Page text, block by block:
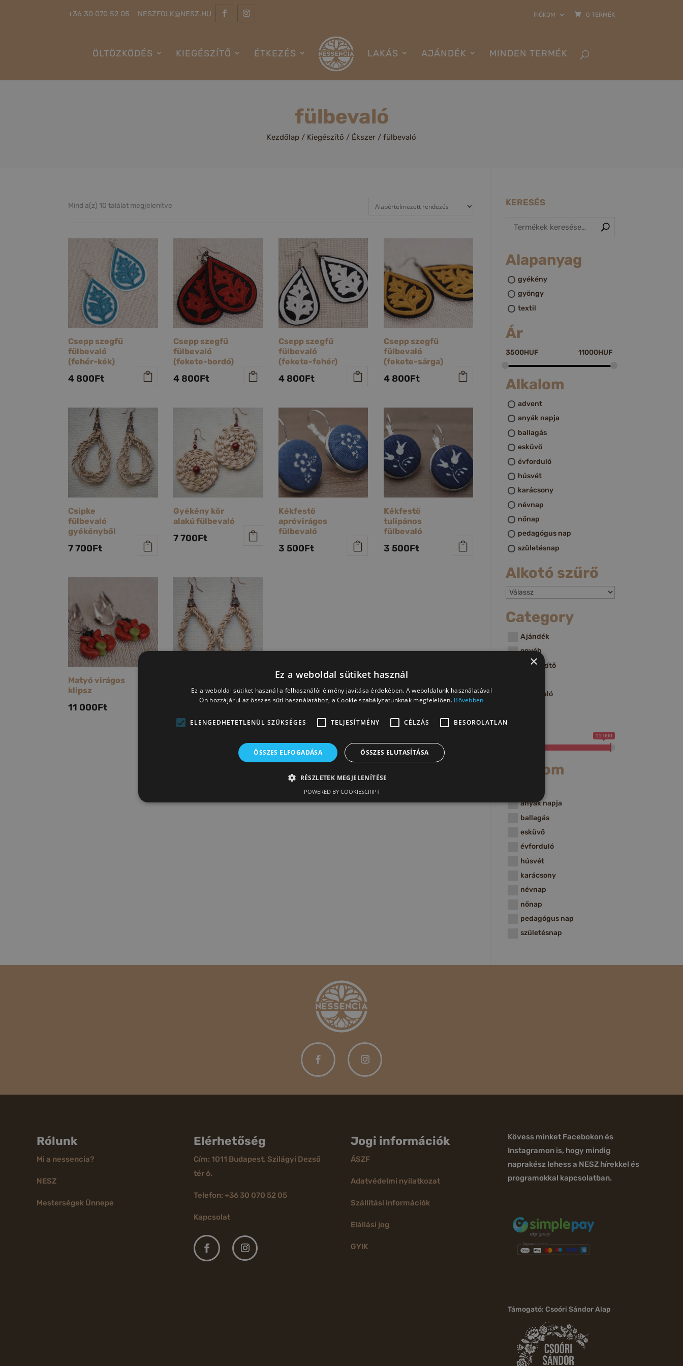
+36 30 070 52 05 NESZFOLK@NESZ.HU FIÓKOM 0 TERMÉK
ÖLTÖZKÖDÉS KIEGÉSZÍTŐ ÉTKEZÉS LAKÁS AJÁNDÉK MINDEN TERMÉK
fülbevaló
Kezdőlap / Kiegészítő / Ékszer / fülbevaló
Mind a(z) 10 találat megjelenítve
Csepp szegfű
fülbevaló
(fehér-kék)
4 800Ft
Csepp szegfű
fülbevaló
(fekete-bordó)
4 800Ft
Csepp szegfű
fülbevaló
(fekete-fehér)
4 800Ft
Csepp szegfű
fülbevaló
(fekete-sárga)
4 800Ft
Csipke
fülbevaló
gyékényből
7 700Ft
Gyékény kör
alakú fülbevaló
7 700Ft
Kékfestő
apróvirágos
fülbevaló
3 500Ft
Kékfestő
tulipános
fülbevaló
3 500Ft
Matyó virágos
klipsz
11 000Ft
fülbevaló
KERESÉS
Alapanyag
gyékény
gyöngy
textil
Ár
3500HUF 11000HUF
Alkalom
advent
anyák napja
ballagás
esküvő
évforduló
húsvét
karácsony
névnap
nőnap
pedagógus nap
születésnap
Alkotó szűrő
Category
Ajándék
egyéb
Kiegészítő
fülbevaló
Price
11 000
Alkalom
anyák napja
ballagás
esküvő
évforduló
húsvét
karácsony
névnap
nőnap
pedagógus nap
születésnap
Rólunk
Mi a nessencia?
NESZ
Mesterségek Ünnepe
Elérhetőség
Cím: 1011 Budapest, Szilágyi Dezső
tér 6.
Telefon: +36 30 070 52 05
Kapcsolat
Jogi információk
ÁSZF
Adatvédelmi nyilatkozat
Szállítási információk
Elállási jog
GYIK
Kövess minket Facebokon és
Instagramon is, hogy mindig
naprakész lehess a NESZ hírekkel és
programokkal kapcsolatban.
Támogató: Csoóri Sándor Alap
×
Ez a weboldal sütiket használ
Ez a weboldal sütiket használ a felhasználói élmény javítása érdekében. A weboldalunk használatával
Ön hozzájárul az összes süti használatához, a Cookie szabályzatunknak megfelelően. Bővebben
ELENGEDHETETLENÜL SZÜKSÉGES TELJESÍTMÉNY CÉLZÁS BESOROLATLAN
ÖSSZES ELFOGADÁSA ÖSSZES ELUTASÍTÁSA
RÉSZLETEK MEGJELENÍTÉSE
POWERED BY COOKIESCRIPT